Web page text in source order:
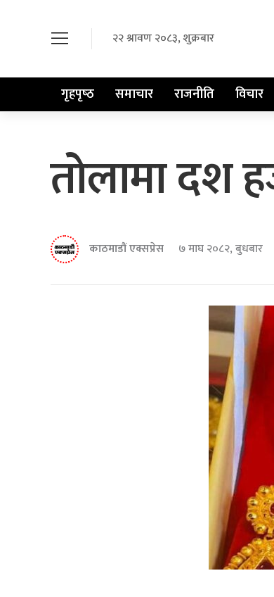
२२ श्रावण २०८३, शुक्रबार
गृहपृष्‍ठ समाचार राजनीति विचार
तोलामा दश
काठमाडौं एक्सप्रेस ७ माघ २०८२, बुधबार